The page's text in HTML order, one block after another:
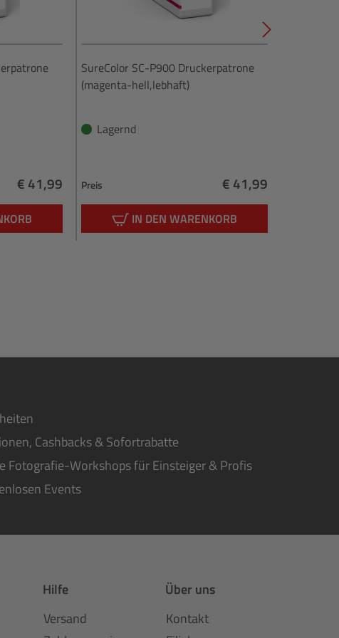
Regulärer Preis:
€ 41,99
SureColor SC-P900 Druckerpatrone
(magenta-hell,lebhaft)
Lagernd
Preis
Regulärer Preis:
€ 41,99
IN DEN WARENKORB
Cashbacks & Sofortrabatte
Fotografie-Workshops für Einsteiger & Profis
Events
Hilfe
Versand
Über uns
Kontakt